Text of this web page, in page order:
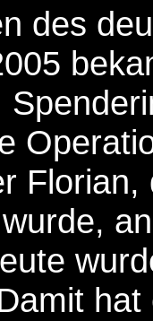
des